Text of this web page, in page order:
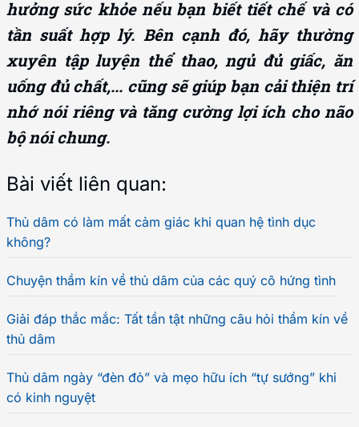
hưởng sức khỏe nếu bạn biết tiết chế và có
tần suất hợp lý. Bên cạnh đó, hãy thường
xuyên tập luyện thể thao, ngủ đủ giấc, ăn
uống đủ chất,... cũng sẽ giúp bạn cải thiện trí
nhớ nói riêng và tăng cường lợi ích cho não
bộ nói chung.
Bài viết liên quan:
Thủ dâm có làm mất cảm giác khi quan hệ tình dục
không?
Chuyện thầm kín về thủ dâm của các quý cô hứng tình
Giải đáp thắc mắc: Tất tần tật những câu hỏi thầm kín về
thủ dâm
Thủ dâm ngày “đèn đỏ” và mẹo hữu ích “tự sướng” khi
có kinh nguyệt